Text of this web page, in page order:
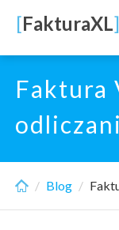
main
content
[FakturaXL]
Faktura
Blog